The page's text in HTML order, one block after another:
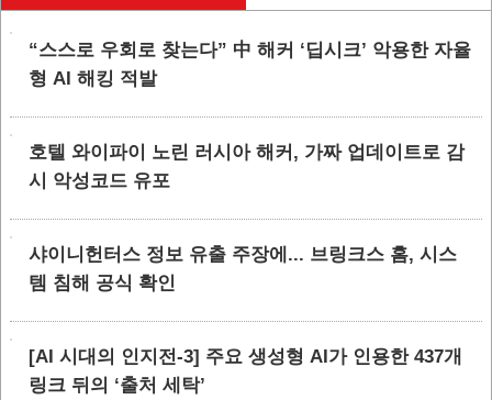
“스스로 우회로 찾는다” 中 해커 ‘딥시크’ 악용한 자율
형 AI 해킹 적발
호텔 와이파이 노린 러시아 해커, 가짜 업데이트로 감
시 악성코드 유포
샤이니헌터스 정보 유출 주장에... 브링크스 홈, 시스
템 침해 공식 확인
[AI 시대의 인지전-3] 주요 생성형 AI가 인용한 437개
링크 뒤의 ‘출처 세탁’